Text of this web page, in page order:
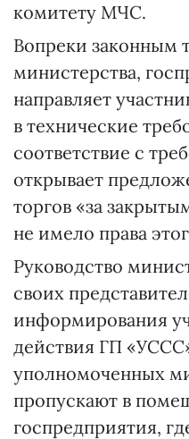
комитету МЧС.
Вопреки законным
министерства,
направляет
в технические
соответствие с
открывает
торгов «за
не имело права
Руководство
своих
информирования
действия ГП
уполномоченных
пропускают в
госпредприятия,